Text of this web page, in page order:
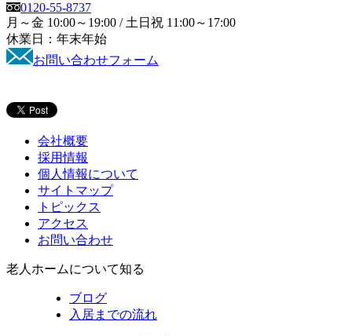
0120-55-8737
月～金 10:00～19:00 / 土日祝 11:00～17:00
休業日：年末年始
お問い合わせフォーム
会社概要
採用情報
個人情報について
サイトマップ
トピックス
アクセス
お問い合わせ
老人ホームについて知る
ブログ
入居までの流れ